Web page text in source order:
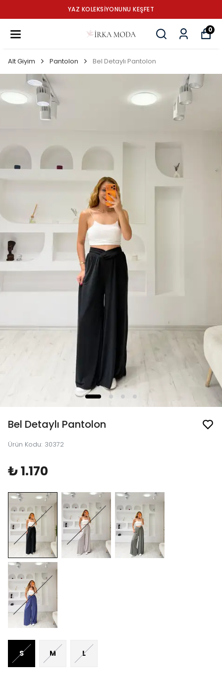
YAZ KOLEKSİYONUNU KEŞFET
0
Alt Giyim Pantolon Bel Detaylı Pantolon
Bel Detaylı Pantolon
Ürün Kodu: 30372
₺ 1.170
S M L